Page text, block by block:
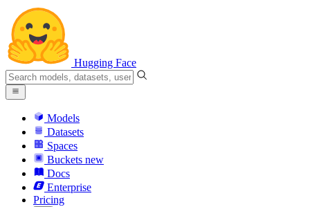
Hugging Face
Models
Datasets
Spaces
Buckets new
Docs
Enterprise
Pricing